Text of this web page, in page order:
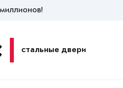
стальные двери